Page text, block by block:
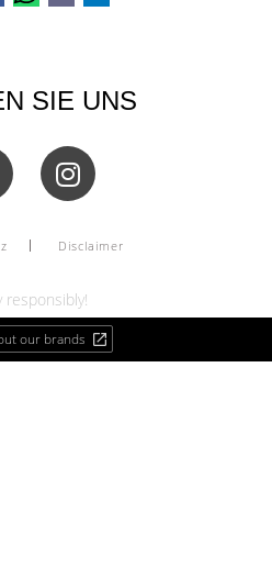
SIE UNS
Disclaimer
responsibly!
our brands